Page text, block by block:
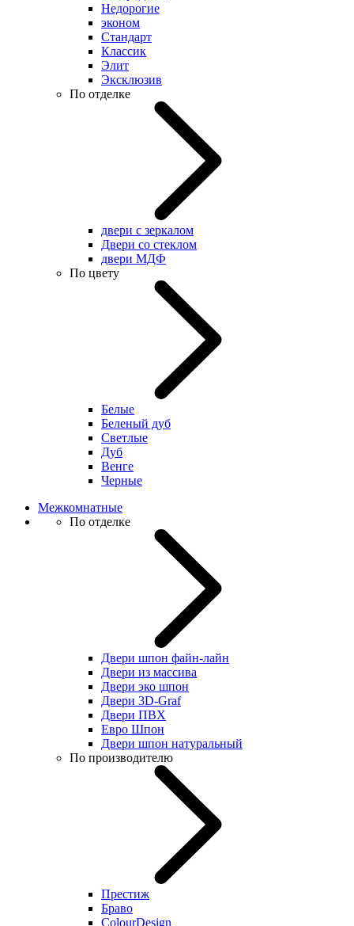
Недорогие
эконом
Стандарт
Классик
Элит
Эксклюзив
По отделке
двери с зеркалом
Двери со стеклом
двери МДФ
По цвету
Белые
Беленый дуб
Светлые
Дуб
Венге
Черные
Межкомнатные
По отделке
Двери шпон файн-лайн
Двери из массива
Двери эко шпон
Двери 3D-Graf
Двери ПВХ
Евро Шпон
Двери шпон натуральный
По производителю
Престиж
Браво
ColourDesign